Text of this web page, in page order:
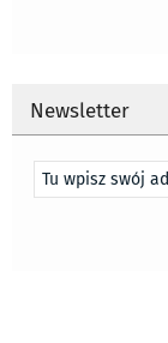
Newsletter